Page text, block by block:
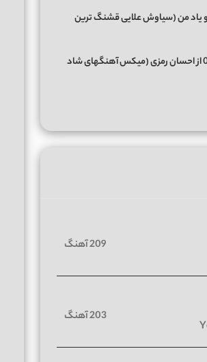
یاد من (سیاوش علایی قشنگ ترین
دانلود ریمیکس هایپ نایت 01 از احسان رمزی (میکس آهنگهای شاد
209 آهنگ
203 آهنگ